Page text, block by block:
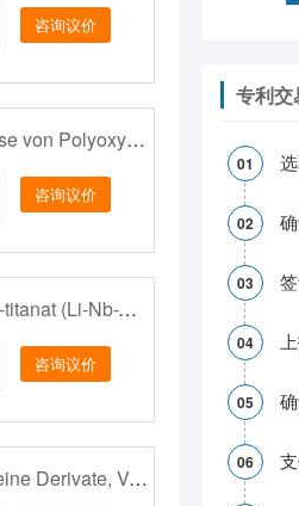
咨询议价
Verfahren zur Synthese von Polyoxymethylendimethylethern,katalysiert durch eine ionische L?sung
咨询议价
flockiges niob-lithium-titanat (Li-Nb-Ti-O) Vorlagenkorn, und texturierte niob-lithium-titanat (Li-Nb-Ti-O) Mirkrowellendielelektrizit?tskeramik und sowie Herstllungsverfahren des Vorlagenkorns
咨询议价
Concentricolid und seine Derivate, Verfahren zum Herstellen pharmazeutischer Zusammensetzungen umfassend deren Verwendung
专利交
01
02
03
04
05
06